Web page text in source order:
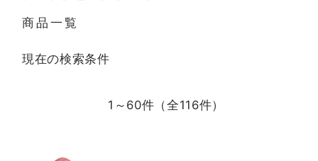
商品一覧
現在の検索条件
1～60件（全116件）